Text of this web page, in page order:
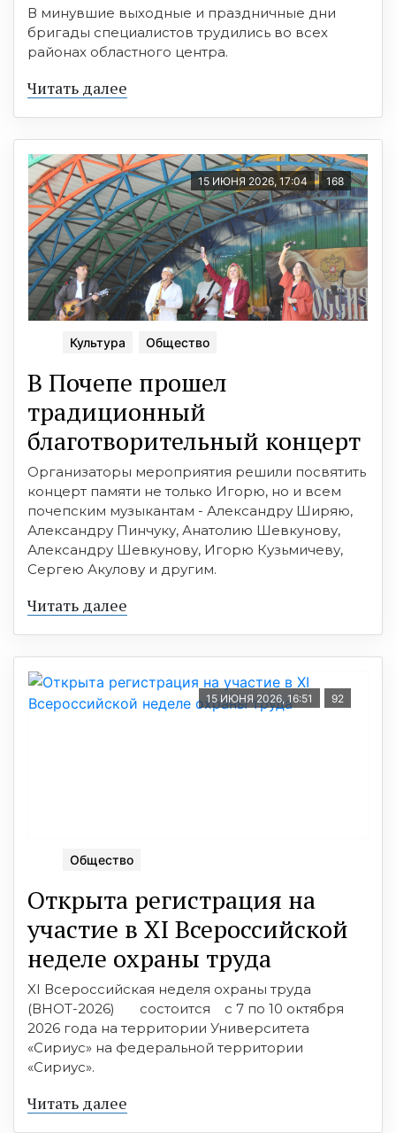
В минувшие выходные и праздничные дни
бригады специалистов трудились во всех
районах областного центра.
Читать далее
15 ИЮНЯ 2026, 17:04 168
Культура Общество
В Почепе прошел
традиционный
благотворительный концерт
Организаторы мероприятия решили посвятить
концерт памяти не только Игорю, но и всем
почепским музыкантам - Александру Ширяю,
Александру Пинчуку, Анатолию Шевкунову,
Александру Шевкунову, Игорю Кузьмичеву,
Сергею Акулову и другим.
Читать далее
15 ИЮНЯ 2026, 16:51 92
Общество
Открыта регистрация на
участие в XI Всероссийской
неделе охраны труда
XI Всероссийская неделя охраны труда
(ВНОТ-2026) состоится с 7 по 10 октября
2026 года на территории Университета
«Сириус» на федеральной территории
«Сириус».
Читать далее